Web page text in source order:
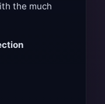
the much